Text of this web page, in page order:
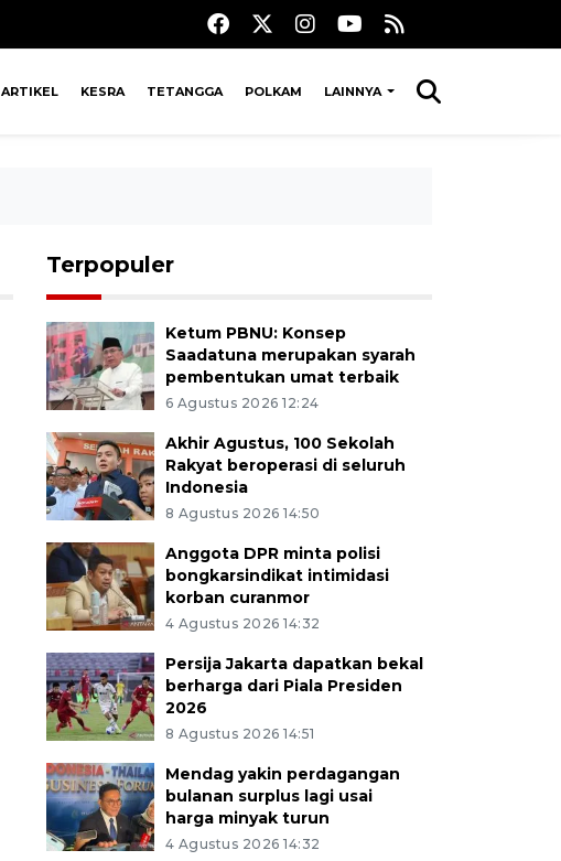
ARTIKEL KESRA TETANGGA POLKAM LAINNYA
Terpopuler
Ketum PBNU: Konsep
Saadatuna merupakan syarah
pembentukan umat terbaik
6 Agustus 2026 12:24
Akhir Agustus, 100 Sekolah
Rakyat beroperasi di seluruh
Indonesia
8 Agustus 2026 14:50
Anggota DPR minta polisi
bongkarsindikat intimidasi
korban curanmor
4 Agustus 2026 14:32
Persija Jakarta dapatkan bekal
berharga dari Piala Presiden
2026
8 Agustus 2026 14:51
Mendag yakin perdagangan
bulanan surplus lagi usai
harga minyak turun
4 Agustus 2026 14:32